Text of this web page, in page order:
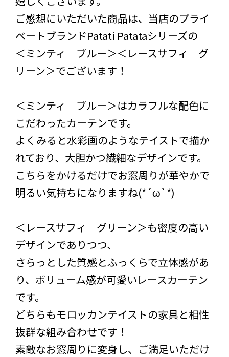
ご感想にいただいた商品は、当店のプライ
ベートブランドPatati Patataシリーズの
＜ミンティ ブルー＞＜レースサフィ グ
リーン＞でございます！
＜ミンティ ブルー＞はカラフルな配色に
こだわったカーテンです。
よくみると水彩画のようなテイストで描か
れており、大胆かつ繊細なデザインです。
こちらをかけるだけでお窓周りが華やかで
明るい気持ちになりますね(*´ω`*)
＜レースサフィ グリーン＞も密度の高い
デザインでありつつ、
さらっとした質感とふっくらで立体感があ
り、ボリューム感が可愛いレースカーテン
です。
どちらもモロッカンテイストの家具と相性
抜群な組み合わせです！
素敵なお窓周りに変身し、ご満足いただけ